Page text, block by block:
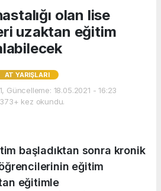
olan lise
uzaktan eğitim
AT YARIŞLARI
Güncelleme: 18.05.2021 - 16:23
kez okundu.
başladıktan sonra kronik
eğitim
eğitimle